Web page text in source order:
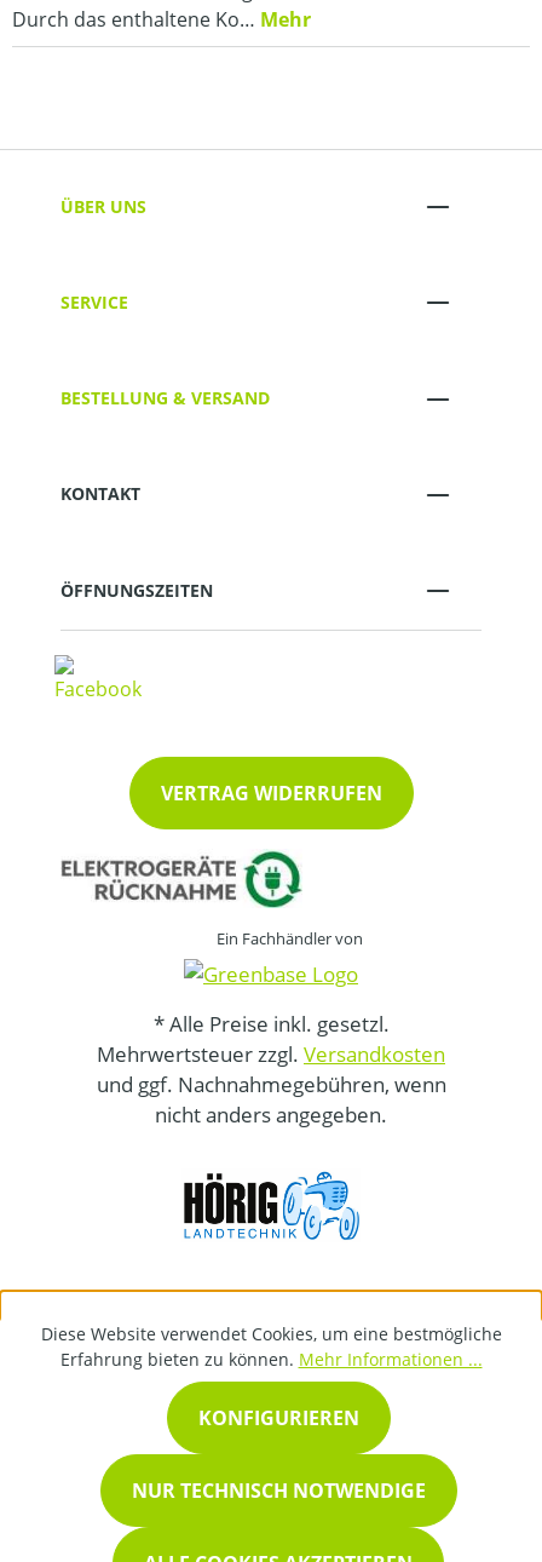
Durch das enthaltene Ko… Mehr
ÜBER UNS
SERVICE
BESTELLUNG & VERSAND
KONTAKT
ÖFFNUNGSZEITEN
VERTRAG WIDERRUFEN
Ein Fachhändler von
* Alle Preise inkl. gesetzl.
Mehrwertsteuer zzgl. Versandkosten
und ggf. Nachnahmegebühren, wenn
nicht anders angegeben.
Diese Website verwendet Cookies, um eine bestmögliche
Erfahrung bieten zu können. Mehr Informationen ...
NUR TECHNISCH NOTWENDIGE
KONFIGURIEREN